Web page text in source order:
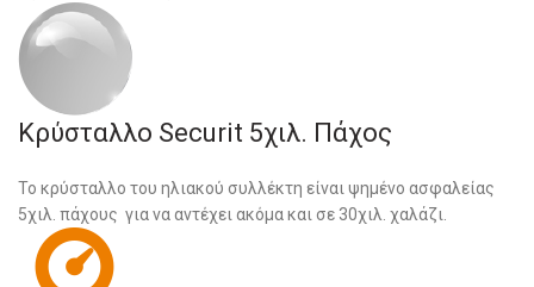
Κρύσταλλο Securit 5χιλ. Πάχος
Το κρύσταλλο του ηλιακού συλλέκτη είναι ψημένο ασφαλείας
5χιλ. πάχους για να αντέχει ακόμα και σε 30χιλ. χαλάζι.